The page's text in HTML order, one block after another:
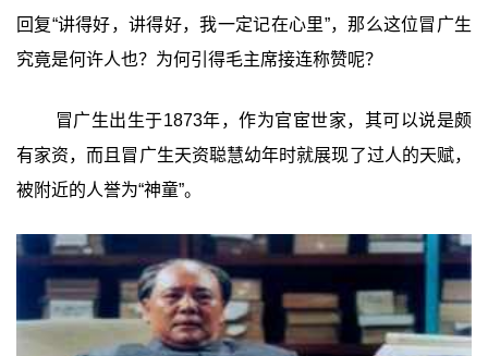
回复“讲得好，讲得好，我一定记在心里”，那么这位冒广生
究竟是何许人也？为何引得毛主席接连称赞呢？
冒广生出生于1873年，作为官宦世家，其可以说是颇
有家资，而且冒广生天资聪慧幼年时就展现了过人的天赋，
被附近的人誉为“神童”。